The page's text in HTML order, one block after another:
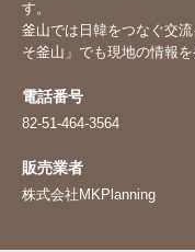
す。
釜山では日韓をつなぐ交
そ釜山 」でも現地の情報を
電話番号
82-51-464-3564
販売業者
株式会社MKPlanning